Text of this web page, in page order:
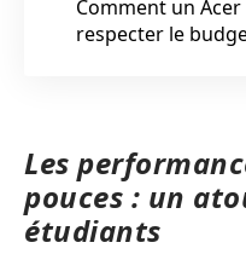
Comment un
respecter le
Les
pouces : un
étudiants